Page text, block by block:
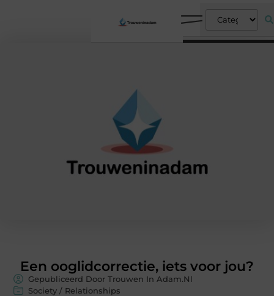
Een ooglidcorrectie, iets voor jou?
Gepubliceerd Door Trouwen In Adam.nl
Society / Relationships